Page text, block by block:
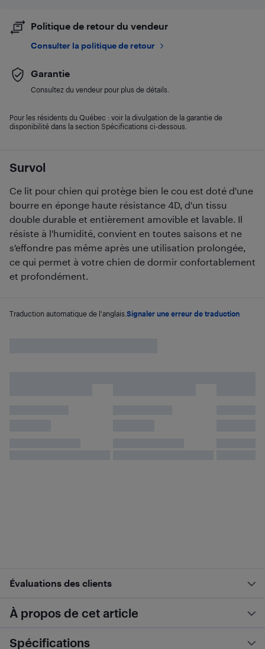
Survol
Ce lit pour chien qui protège bien le cou est doté d'une
bourre en éponge haute résistance 4D, d'un tissu
double durable et entièrement amovible et lavable. Il
résiste à l'humidité, convient en toutes saisons et ne
s'effondre pas même après une utilisation prolongée,
ce qui permet à votre chien de dormir confortablement
et profondément.
Traduction automatique de l'anglais. Signaler une erreur de traduction
Politique de retour du vendeur
Consulter la politique de retour
Garantie
Consultez du vendeur pour plus de détails.
Pour les résidents du Québec : voir la divulgation de la garantie de
disponibilité dans la section Spécifications ci-dessous.
Évaluations des clients
À propos de cet article
Spécifications